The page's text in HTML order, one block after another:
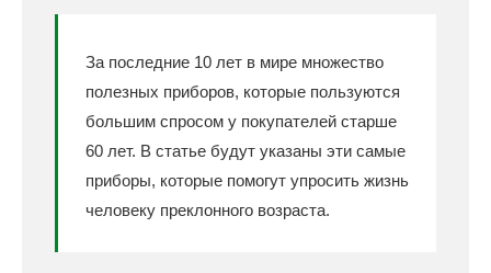
За последние 10 лет в мире множество
полезных приборов, которые пользуются
большим спросом у покупателей старше
60 лет. В статье будут указаны эти самые
приборы, которые помогут упросить жизнь
человеку преклонного возраста.